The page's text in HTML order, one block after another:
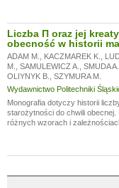
Liczba Π oraz jej
obecność w historii
ADAM M. KACZMAREK K.
M.
SAMULEWICZ A. SMUDA A.
OLIYNYK B.
SZYMURA M.
Wydawnictwo Politechniki
Monografia dotyczy historii
starożytności do chwili
różnych wzorach i